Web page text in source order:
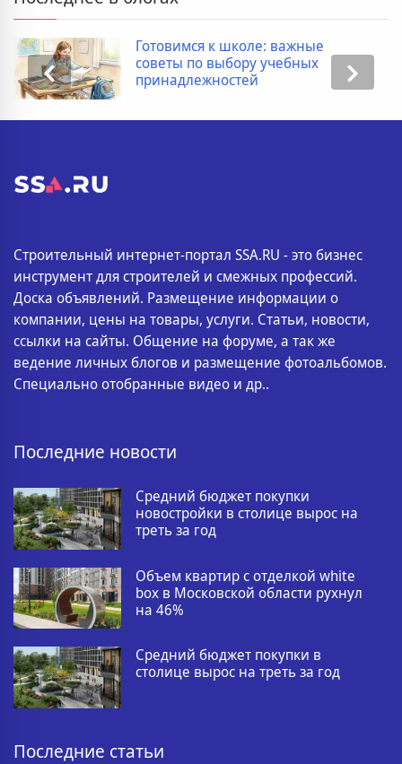
важные
учебных
покупке
Строительный интернет-портал SSA.RU - это бизнес
инструмент для строителей и смежных профессий.
Доска объявлений. Размещение информации о
компании, цены на товары, услуги. Статьи, новости,
ссылки на сайты. Общение на форуме, а так же
ведение личных блогов и размещение фотоальбомов.
Специально отобранные видео и др..
Последние новости
Средний бюджет покупки
новостройки в столице вырос на
треть за год
Объем квартир с отделкой white
box в Московской области рухнул
на 46%
Средний бюджет покупки в
столице вырос на треть за год
Последние статьи